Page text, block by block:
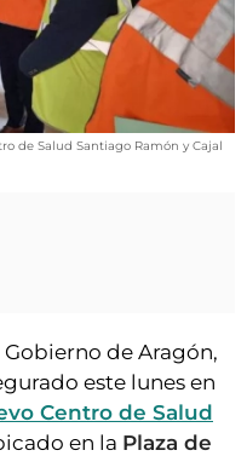
MILITANTE
de Salud Santiago Ramón y Cajal
de Aragón,
este lunes en
Centro de Salud
en la Plaza de